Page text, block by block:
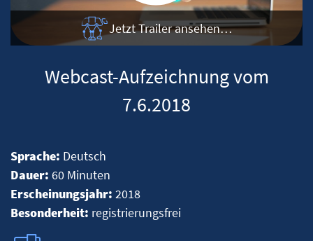
Jetzt Trailer ansehen…
Webcast-Aufzeichnung vom
7.6.2018
Sprache: Deutsch
Dauer: 60 Minuten
Erscheinungsjahr: 2018
Besonderheit: registrierungsfrei